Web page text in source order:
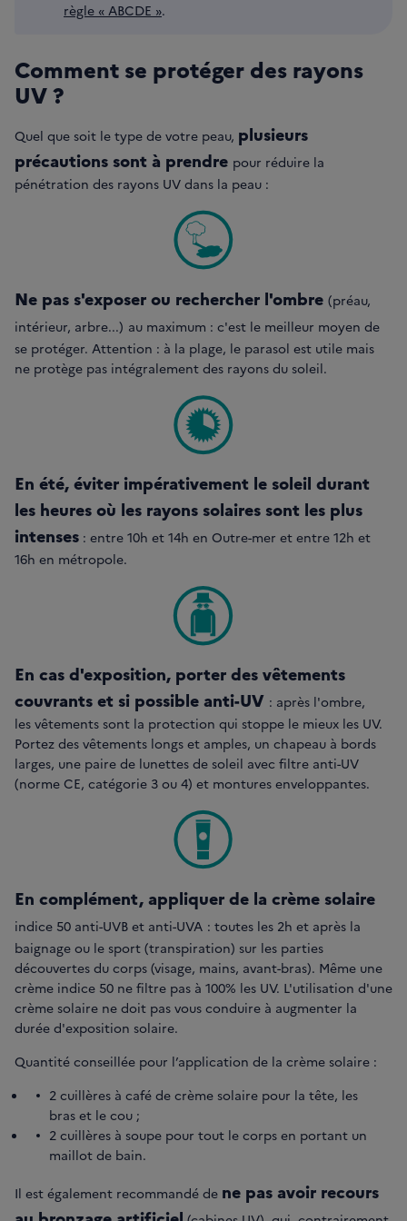
règle « ABCDE ».
Comment se protéger des rayons
UV ?
Quel que soit le type de votre peau, plusieurs
précautions sont à prendre pour réduire la
pénétration des rayons UV dans la peau :
Ne pas s'exposer ou rechercher l'ombre (préau,
intérieur, arbre...) au maximum : c'est le meilleur moyen de
se protéger. Attention : à la plage, le parasol est utile mais
ne protège pas intégralement des rayons du soleil.
En été, éviter impérativement le soleil durant
les heures où les rayons solaires sont les plus
intenses : entre 10h et 14h en Outre-mer et entre 12h et
16h en métropole.
En cas d'exposition, porter des vêtements
couvrants et si possible anti-UV : après l'ombre,
les vêtements sont la protection qui stoppe le mieux les UV.
Portez des vêtements longs et amples, un chapeau à bords
larges, une paire de lunettes de soleil avec filtre anti-UV
(norme CE, catégorie 3 ou 4) et montures enveloppantes.
En complément, appliquer de la crème solaire
indice 50 anti-UVB et anti-UVA : toutes les 2h et après la
baignage ou le sport (transpiration) sur les parties
découvertes du corps (visage, mains, avant-bras). Même une
crème indice 50 ne filtre pas à 100% les UV. L'utilisation d'une
crème solaire ne doit pas vous conduire à augmenter la
durée d'exposition solaire.
Quantité conseillée pour l’application de la crème solaire :
2 cuillères à café de crème solaire pour la tête, les
bras et le cou ;
2 cuillères à soupe pour tout le corps en portant un
maillot de bain.
Il est également recommandé de ne pas avoir recours